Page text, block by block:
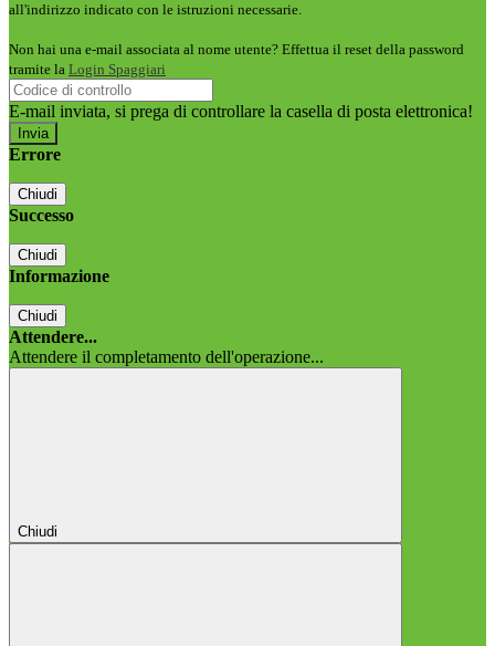
all'indirizzo indicato con le istruzioni necessarie.
Non hai una e-mail associata al nome utente? Effettua il reset della password
tramite la Login Spaggiari
E-mail inviata, si prega di controllare la casella di posta elettronica!
Errore
Chiudi
Successo
Chiudi
Informazione
Chiudi
Attendere...
Attendere il completamento dell'operazione...
Chiudi